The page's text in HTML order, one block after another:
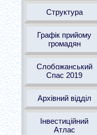
Структура
Графік прийому
громадян
Слобожанський
Спас 2019
Архівний відділ
Інвестиційний
Атлас